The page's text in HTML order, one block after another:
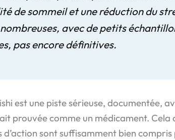
de sommeil et une réduction du
avec de petits
pas encore définitives.
est une piste sérieuse, documentée,
prouvée comme un médicament. Cela
sont suffisamment bien